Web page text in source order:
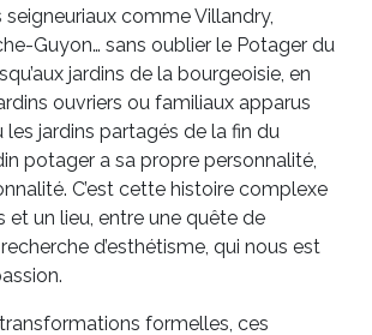
seigneuriaux comme Villandry,
Guyon… sans oublier le Potager du
jardins de la bourgeoisie, en
ouvriers ou familiaux apparus
les jardins partagés de la fin du
potager a sa propre personnalité,
C’est cette histoire complexe
et un lieu, entre une quête de
d’esthétisme, qui nous est
formelles, ces